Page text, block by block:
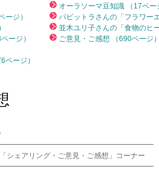
ージ）
ージ）
ページ）
オーラソーマ豆知識 （17ペー
パビットラさんの「フラワー
並木ユリ子さんの「食物のヒ
ご意見・ご感想 （690ページ）
シェアリング・ご意見・ご感想」コーナー